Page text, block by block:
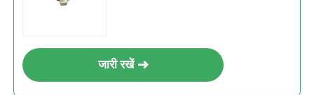
जारी रखें